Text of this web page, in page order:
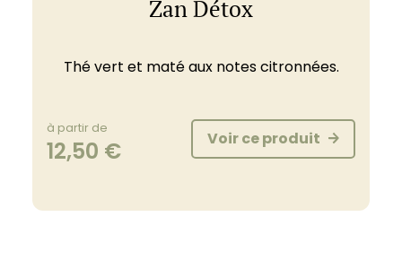
Zan Détox
Thé vert et maté aux notes citronnées.
à partir de
12,50 € Voir ce produit